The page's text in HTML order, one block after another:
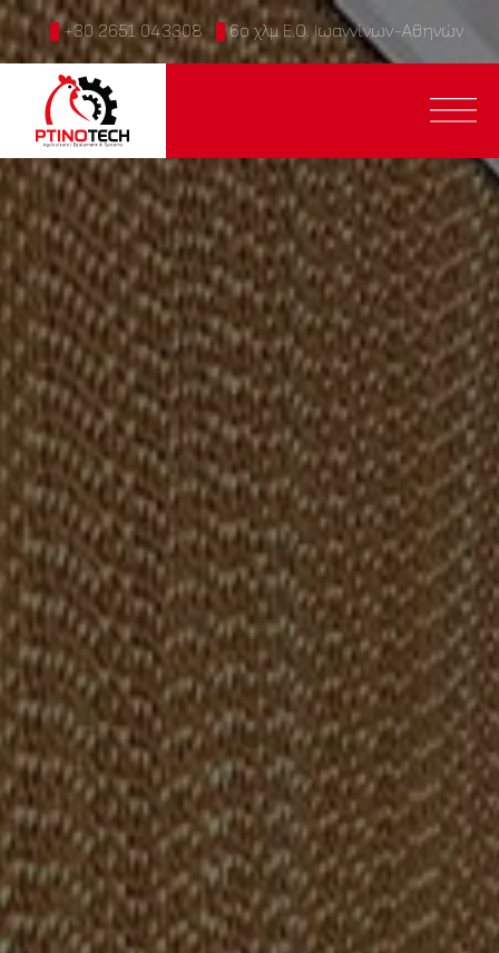
+30 2651 043308 6ο χλμ Ε.Ο. Ιωαννίνων-Αθηνών